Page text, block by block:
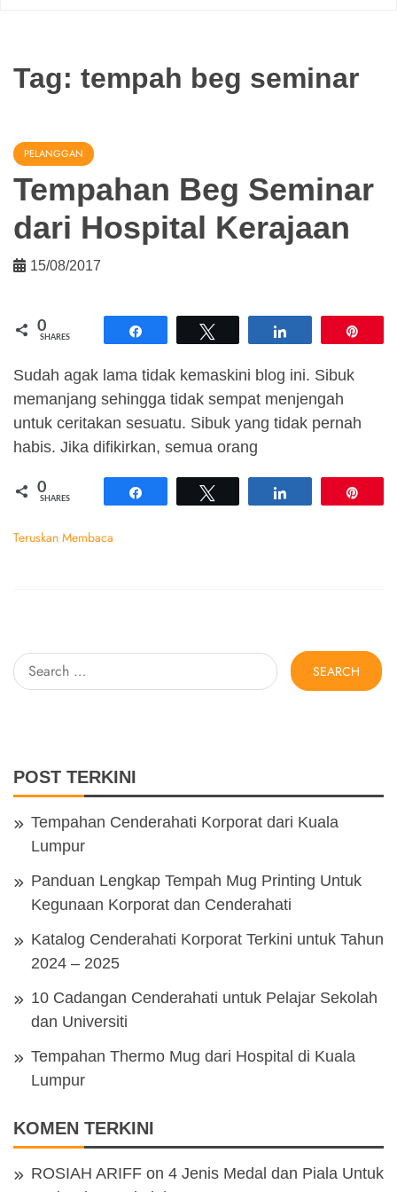
Tag: tempah beg seminar
PELANGGAN
Tempahan Beg Seminar
dari Hospital Kerajaan
15/08/2017
0
SHARES
Sudah agak lama tidak kemaskini blog ini. Sibuk
memanjang sehingga tidak sempat menjengah
untuk ceritakan sesuatu. Sibuk yang tidak pernah
habis. Jika difikirkan, semua orang
0
SHARES
Teruskan Membaca
Search
for:
POST TERKINI
Tempahan Cenderahati Korporat dari Kuala
Lumpur
Panduan Lengkap Tempah Mug Printing Untuk
Kegunaan Korporat dan Cenderahati
Katalog Cenderahati Korporat Terkini untuk Tahun
2024 – 2025
10 Cadangan Cenderahati untuk Pelajar Sekolah
dan Universiti
Tempahan Thermo Mug dari Hospital di Kuala
Lumpur
KOMEN TERKINI
ROSIAH ARIFF on 4 Jenis Medal dan Piala Untuk